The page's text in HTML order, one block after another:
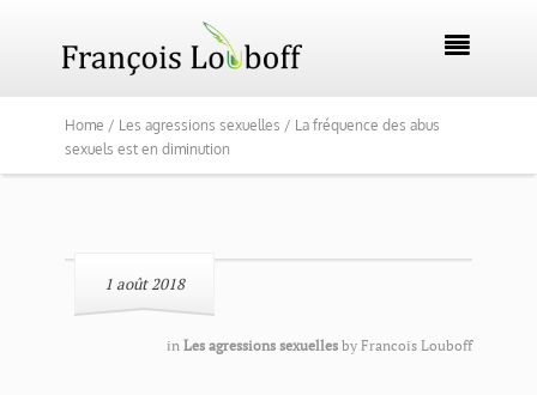

Home / Les agressions sexuelles / La fréquence des abus
sexuels est en diminution
1 août 2018
in Les agressions sexuelles by Francois Louboff